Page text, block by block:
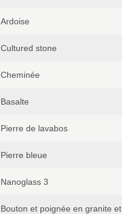
Ardoise
Cultured stone
Cheminée
Basalte
Pierre de lavabos
Pierre bleue
Nanoglass 3
Bouton et poignée en granite et